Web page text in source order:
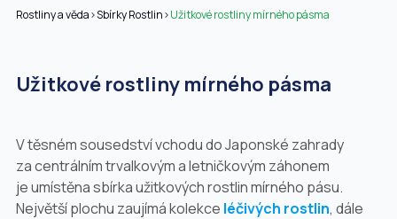
Rostliny a věda>Sbírky Rostlin>Užitkové rostliny mírného pásma
Užitkové rostliny mírného pásma
V těsném sousedství vchodu do Japonské zahrady
za centrálním trvalkovým a letničkovým záhonem
je umístěna sbírka užitkových rostlin mírného pásu.
Největší plochu zaujímá kolekce léčivých rostlin, dále